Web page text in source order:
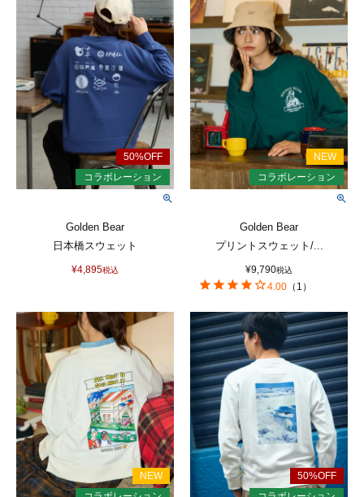
Golden Bear
日本橋スウェット
¥4,895税込
Golden Bear
プリントスウェット/...
¥9,790税込
4.00 （ 1 ）